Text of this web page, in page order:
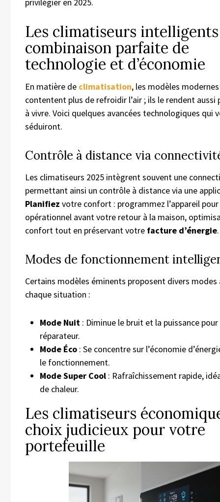
Les climatiseurs
combinaison parfaite de
technologie et d’économie
En matière de climatisation, les modèles
contentent plus de refroidir l’air ; ils le rendent aussi
à vivre. Voici quelques avancées technologiques qui
séduiront.
Contrôle à distance via
Les climatiseurs 2025 intègrent souvent une
permettant ainsi un contrôle à distance via une
Planifiez votre confort : programmez l’appareil
opérationnel avant votre retour à la maison,
confort tout en préservant votre facture d’énergie.
Modes de fonctionnement
Certains modèles éminents proposent divers modes
chaque situation :
Mode Nuit : Diminue le bruit et la puissance
réparateur.
Mode Éco : Se concentre sur l’économie
le fonctionnement.
Mode Super Cool : Rafraîchissement rapide,
de chaleur.
Les climatiseurs
choix judicieux pour votre
portefeuille